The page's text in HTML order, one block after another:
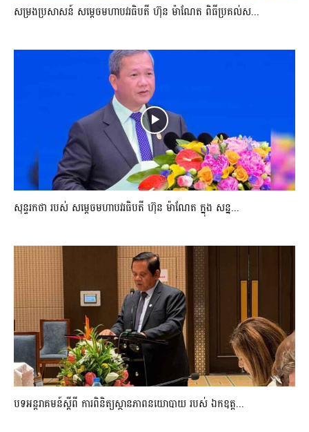
សម្រងប្រសាសន៍ សម្ដេចមហាបវរធិបតី ហ៊ុន ម៉ាណែត ពិធីប្រគល់ស...
សុន្ទរកថា របស់ សម្ដេចមហាបវរធិបតី ហ៊ុន ម៉ាណែត ក្នុង សន្ន...
បទអន្តរាគមន៍ស្តីពី ការពិនិត្យស្ថានភាពនយោបាយ របស់ ឯកឧត្ត...